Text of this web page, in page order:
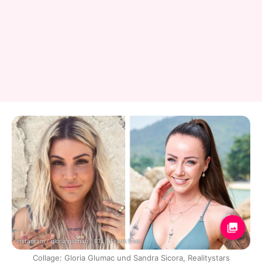
Instagram / gloria.glumac / RTL / Frank Beer
Collage: Gloria Glumac und Sandra Sicora, Realitystars